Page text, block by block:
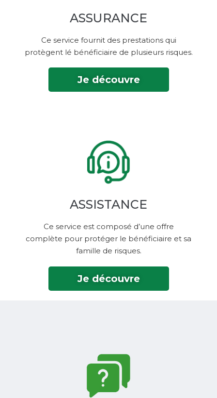
ASSURANCE
Ce service fournit des prestations qui
protègent lé bénéficiaire de plusieurs risques.
Je découvre
ASSISTANCE
Ce service est composé d’une offre
complète pour protéger le bénéficiaire et sa
famille de risques.
Je découvre